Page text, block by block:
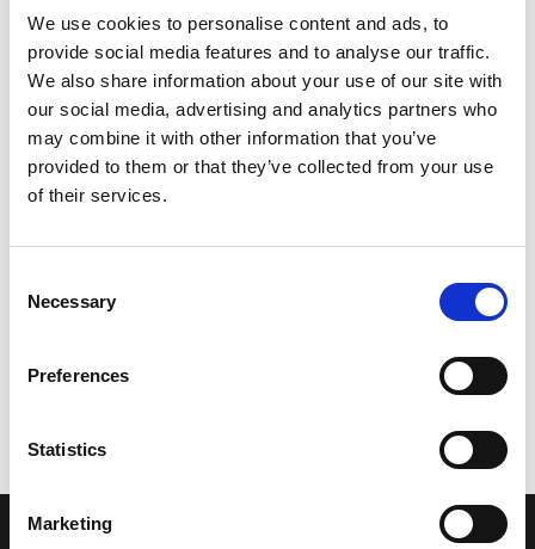
We use cookies to personalise content and ads, to
provide social media features and to analyse our traffic.
We also share information about your use of our site with
our social media, advertising and analytics partners who
may combine it with other information that you’ve
provided to them or that they’ve collected from your use
of their services.
Selection
Necessary
Preferences
Statistics
Marketing